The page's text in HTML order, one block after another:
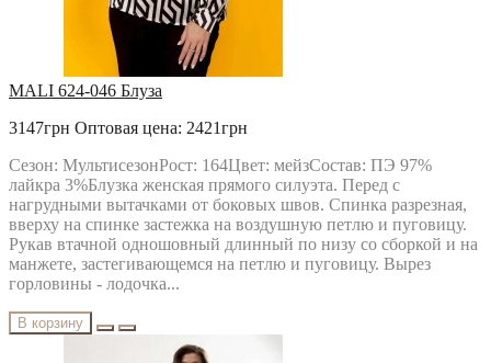
MALI 624-046 Блуза
3147грн Оптовая цена: 2421грн
Сезон: МультисезонРост: 164Цвет: мейзСостав: ПЭ 97%
лайкра 3%Блузка женская прямого силуэта. Перед с
нагрудными вытачками от боковых швов. Спинка разрезная,
вверху на спинке застежка на воздушную петлю и пуговицу.
Рукав втачной одношовный длинный по низу со сборкой и на
манжете, застегивающемся на петлю и пуговицу. Вырез
горловины - лодочка...
В корзину